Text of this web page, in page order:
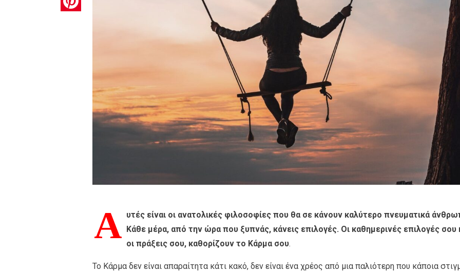
Α υτές είναι οι ανατολικές φιλοσοφίες που θα σε κάνουν καλύτερο πνευματικά
Κάθε μέρα, από την ώρα που ξυπνάς, κάνεις επιλογές. Οι καθημερινές επιλογές σου
οι πράξεις σου, καθορίζουν το Κάρμα σου.
Το Κάρμα δεν είναι απαραίτητα κάτι κακό, δεν είναι ένα χρέος από μια παλιότερη που κάποια